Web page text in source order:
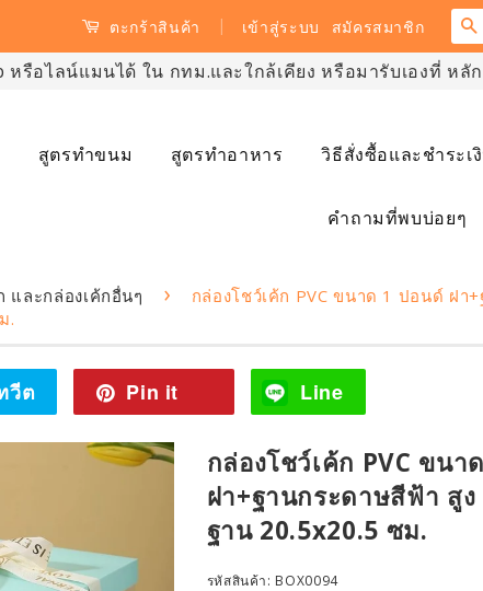
ตะกร้าสินค้า | เข้าสู่ระบบ สมัครสมาชิก
รือไลน์แมนได้ ใน กทม.และใกล้เคียง หรือมารับเองที่ หลั
สูตรทำขนม สูตรทำอาหาร วิธีสั่งซื้อและชำระเ
คำถามที่พบบ่อยๆ
และกล่องเค้กอื่นๆ ›
กล่องโชว์เค้ก PVC ขนาด 1 ปอนด์ ฝา
.
วีต
ตไป
ทวิ
Pin it
on
Line
กล่องโชว์เค้ก PVC ขนา
ฝา+ฐานกระดาษสีฟ้า สู
ฐาน 20.5x20.5 ซม.
รหัสสินค้า: BOX0094